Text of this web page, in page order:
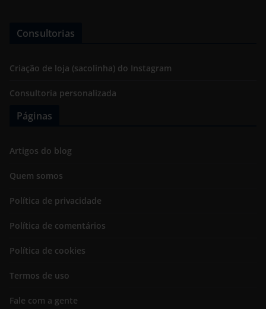
Consultorias
Criação de loja (sacolinha) do Instagram
Consultoria personalizada
Páginas
Artigos do blog
Quem somos
Política de privacidade
Política de comentários
Política de cookies
Termos de uso
Fale com a gente